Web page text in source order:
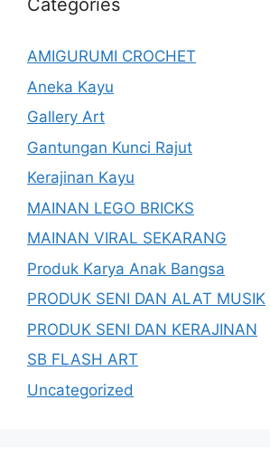
Categories
AMIGURUMI CROCHET
Aneka Kayu
Gallery Art
Gantungan Kunci Rajut
Kerajinan Kayu
MAINAN LEGO BRICKS
MAINAN VIRAL SEKARANG
Produk Karya Anak Bangsa
PRODUK SENI DAN ALAT MUSIK
PRODUK SENI DAN KERAJINAN
SB FLASH ART
Uncategorized